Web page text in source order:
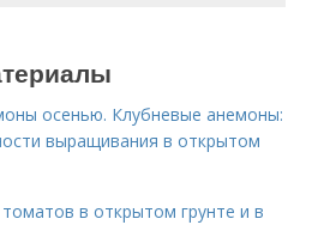
осенью. Клубневые анемоны:
выращивания в открытом
в открытом грунте и в